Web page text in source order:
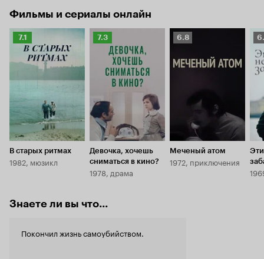
Фильмы и сериалы онлайн
Рейтинг
Кинопоиска
7.1
7.1
В старых ритмах
1982, мюзикл
Рейтинг
Кинопоиска
7.3
Девочка, хочешь
сниматься в кино?
1978, драма
Рейтинг
6.8
6.8
Меченый атом
1972, приключения
Знаете ли вы что...
Покончил жизнь самоубийством.